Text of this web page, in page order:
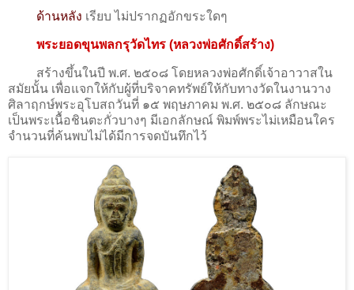
ด้านหลัง เรียบ ไม่ปรากฏอักขระใดๆ
พระยอดขุนพลกรุวัดไทร (หลวงพ่อศักดิ์สร้าง)
สร้างขึ้นในปี พ.ศ. ๒๕๐๘ โดยหลวงพ่อศักดิ์เจ้าอาวาสใน
สมัยนั้น เพื่อแจกให้กับผู้ที่บริจาคทรัพย์ให้กับทางวัดในงานวาง
ศิลาฤกษ์พระอุโบสถวันที่ ๑๕ พฤษภาคม พ.ศ. ๒๕๐๘ ลักษณะ
เป็นพระเนื้อชินตะกั่วบางๆ มีเอกลักษณ์ พิมพ์พระไม่เหมือนใคร
จำนวนที่ค้นพบไม่ได้มีการจดบันทึกไว้